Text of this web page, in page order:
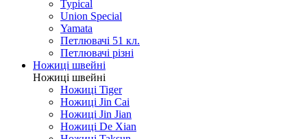
Typical
Union Special
Yamata
Петлювачі 51 кл.
Петлювачі різні
Ножиці швейні
Ножиці швейні
Ножиці Tiger
Ножиці Jin Cai
Ножиці Jin Jian
Ножиці De Xian